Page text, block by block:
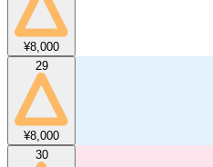
¥8,000
29
¥8,000
30